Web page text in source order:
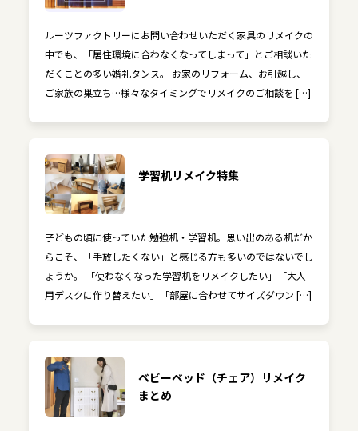
ルーツファクトリーにお問い合わせいただく家具のリメイクの
中でも、「居住環境に合わなくなってしまって」とご相談いた
だくことの多い婚礼タンス。 お家のリフォーム、お引越し、
ご家族の巣立ち…様々なタイミングでリメイクのご相談を […]
学習机リメイク特集
子どもの頃に使っていた勉強机・学習机。思い出のある机だか
らこそ、「手放したくない」と感じる方も多いのではないでし
ょうか。 「使わなくなった学習机をリメイクしたい」「大人
用デスクに作り替えたい」「部屋に合わせてサイズダウン […]
ベビーベッド（チェア）リメイク
まとめ